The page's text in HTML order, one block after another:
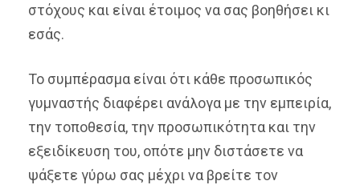
στόχους και είναι έτοιμος να σας βοηθήσει κι
εσάς.
Το συμπέρασμα είναι ότι κάθε προσωπικός
γυμναστής διαφέρει ανάλογα με την εμπειρία,
την τοποθεσία, την προσωπικότητα και την
εξειδίκευση του, οπότε μην διστάσετε να
ψάξετε γύρω σας μέχρι να βρείτε τον